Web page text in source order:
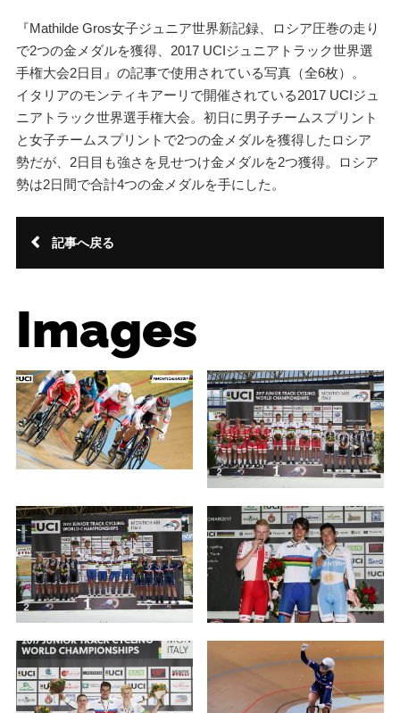
『Mathilde Gros女子ジュニア世界新記録、ロシア圧巻の走り
で2つの金メダルを獲得、2017 UCIジュニアトラック世界選
手権大会2日目』の記事で使用されている写真（全6枚）。
イタリアのモンティキアーリで開催されている2017 UCIジュ
ニアトラック世界選手権大会。初日に男子チームスプリント
と女子チームスプリントで2つの金メダルを獲得したロシア
勢だが、2日目も強さを見せつけ金メダルを2つ獲得。ロシア
勢は2日間で合計4つの金メダルを手にした。
記事へ戻る
Images